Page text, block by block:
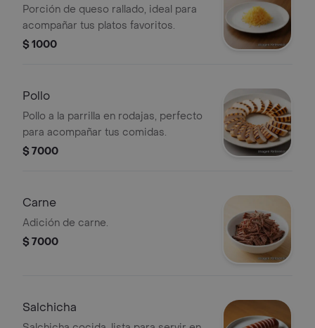
Porción de queso rallado, ideal para
acompañar tus platos favoritos.
$ 1000
Pollo
Pollo a la parrilla en rodajas, perfecto
para acompañar tus comidas.
$ 7000
Carne
Adición de carne.
$ 7000
Salchicha